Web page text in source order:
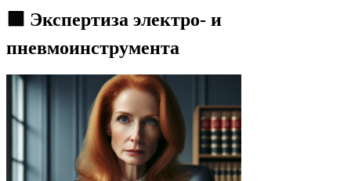
🟩 Экспертиза электро- и
пневмоинструмента